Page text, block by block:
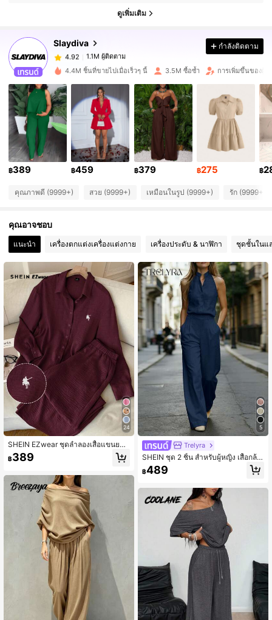
ดูเพิ่มเติม
Slaydiva
1.1M ผู้ติดตาม
4.92
e***a จ่าย1 วันที่ผ่านมา
4.92 1.1M ผู้ติดตาม
4.92 1.1M ผู้ติดตาม
4.92 1.1M ผู้ติดตาม
1.1M ผู้ติดตาม
4.92 1.1M ผู้ติดตาม
4.92 1.1M ผู้ติดตาม
4.92 1.1M ผู้ติดตาม
กำลังติดตาม
4.4M ชิ้นที่ขายไปเมื่อเร็วๆ นี้ 3.5M ซื้อซ้ำ การเพิ่มขึ้นของผู้ติ
฿389 ฿459 ฿379 ฿275 ฿
คุณภาพดี (9999+) สวย (9999+) เหมือนในรูป (9999+) รัก (9999+)
คุณอาจชอบ
แนะนำ เครื่องตกแต่งเครื่องแต่งกาย เครื่องประดับ & นาฬิกา ชุดชั้นในแ
24
SHEIN EZwear ชุดลำลองเสื้อแขนยาว
และกางเกงทอสีเบอร์กันดีปักลายอัศวิน
฿389
5
Trelyra
SHEIN ชุด 2 ชิ้น สำหรับผู้หญิง เสื้อกล้า
มคอวีและกางเกงขาบาน สำหรับการเดิ
นทางไปทำงาน
฿489